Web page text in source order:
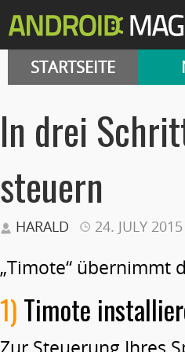
STARTSEITE
In drei
steuern
HARALD 24. JULY 2015
„Timote“ übernimmt
1)Timote